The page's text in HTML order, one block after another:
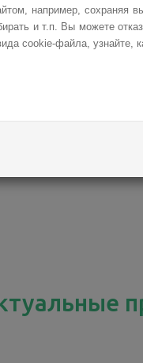
например, сохраняя
и т.п. Вы можете
cookie-файла, узнайте,